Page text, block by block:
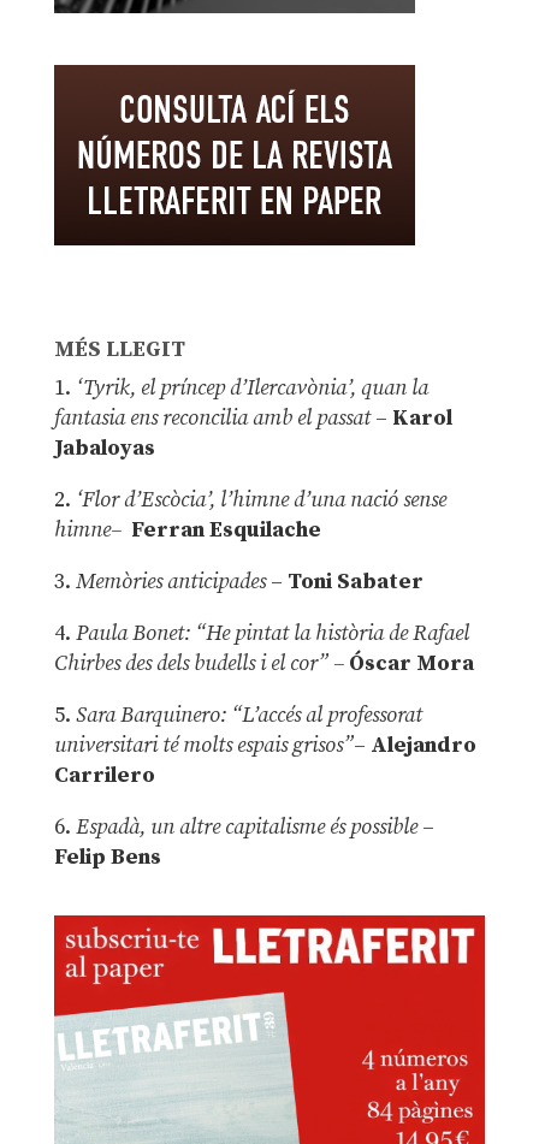
MÉS LLEGIT
1. ‘Tyrik, el príncep d’Ilercavònia’, quan la
fantasia ens reconcilia amb el passat– Karol
Jabaloyas
2. ‘Flor d’Escòcia’, l’himne d’una nació sense
himne– Ferran Esquilache
3. Memòries anticipades– Toni Sabater
4. Paula Bonet: “He pintat la història de Rafael
Chirbes des dels budells i el cor” –Óscar Mora
5. Sara Barquinero: “L’accés al professorat
universitari té molts espais grisos”– Alejandro
Carrilero
6. Espadà, un altre capitalisme és possible –
Felip Bens